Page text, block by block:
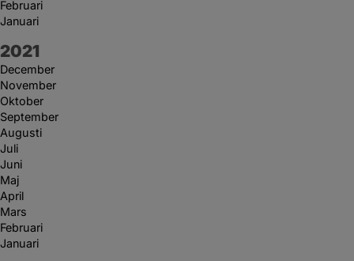
Februari
Januari
År:
2021
December
November
Oktober
September
Augusti
Juli
Juni
Maj
April
Mars
Februari
Januari